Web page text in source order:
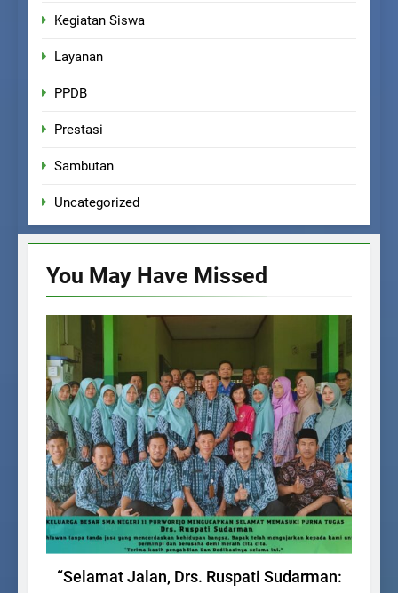
Kegiatan Siswa
Layanan
PPDB
Prestasi
Sambutan
Uncategorized
You May Have Missed
BERITA SEKOLAH
“Selamat Jalan, Drs. Ruspati Sudarman: